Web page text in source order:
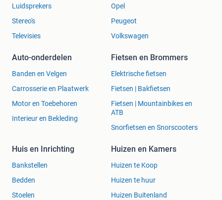
Luidsprekers
Stereo's
Televisies
Opel
Peugeot
Volkswagen
Auto-onderdelen
Banden en Velgen
Carrosserie en Plaatwerk
Motor en Toebehoren
Interieur en Bekleding
Fietsen en Brommers
Elektrische fietsen
Fietsen | Bakfietsen
Fietsen | Mountainbikes en
ATB
Snorfietsen en Snorscooters
Huis en Inrichting
Bankstellen
Bedden
Stoelen
Huizen en Kamers
Huizen te Koop
Huizen te huur
Huizen Buitenland